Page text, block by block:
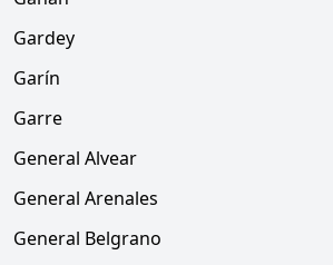
Gardey
Garín
Garre
General Alvear
General Arenales
General Belgrano